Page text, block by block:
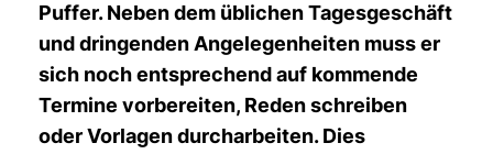
Puffer. Neben dem üblichen Tagesgeschäft
und dringenden Angelegenheiten muss er
sich noch entsprechend auf kommende
Termine vorbereiten, Reden schreiben
oder Vorlagen durcharbeiten. Dies